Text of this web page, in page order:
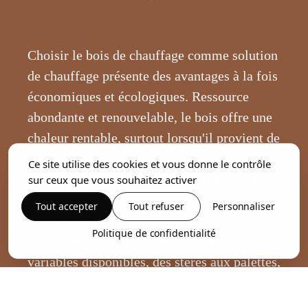
Choisir le bois de chauffage comme solution
de chauffage présente des avantages à la fois
économiques et écologiques. Ressource
abondante et renouvelable, le bois offre une
chaleur rentable, surtout lorsqu'il provient de
forêts françaises durables comme les nôtres.
Notre livraison de bois de chauffage à Janzé
vous assure de recevoir des bûches de chêne,
de frêne et de hêtre de première qualité à des
prix compétitifs. Avec des quantités
variables disponibles, des stères aux palettes,
Ce site utilise des cookies et vous donne le contrôle
sur ceux que vous souhaitez activer
Tout accepter Tout refuser Personnaliser
Politique de confidentialité